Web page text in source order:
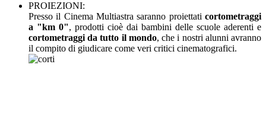
PROIEZIONI:
Presso il Cinema Multiastra saranno proiettati cortometraggi
a "km 0", prodotti cioè dai bambini delle scuole aderenti e
cortometraggi da tutto il mondo, che i nostri alunni avranno
il compito di giudicare come veri critici cinematografici.